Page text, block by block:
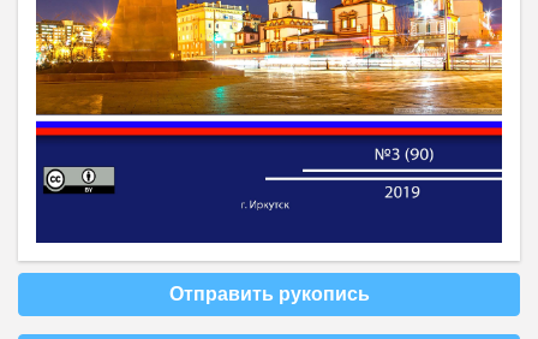
Отправить рукопись